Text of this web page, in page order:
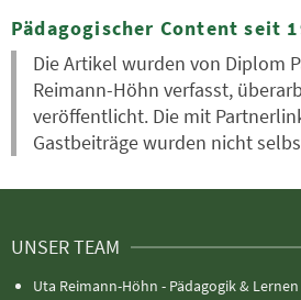
Pädagogischer Content seit
Die Artikel wurden von Diplom
Reimann-Höhn verfasst,
veröffentlicht. Die mit
Gastbeiträge wurden nicht
UNSER TEAM
Uta Reimann-Höhn - Pädagogik & Lernen